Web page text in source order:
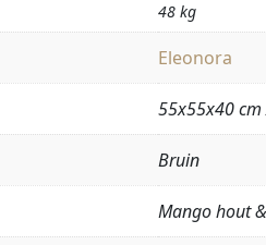
48 kg
Eleonora
55x55x40
Bruin
Mango hout